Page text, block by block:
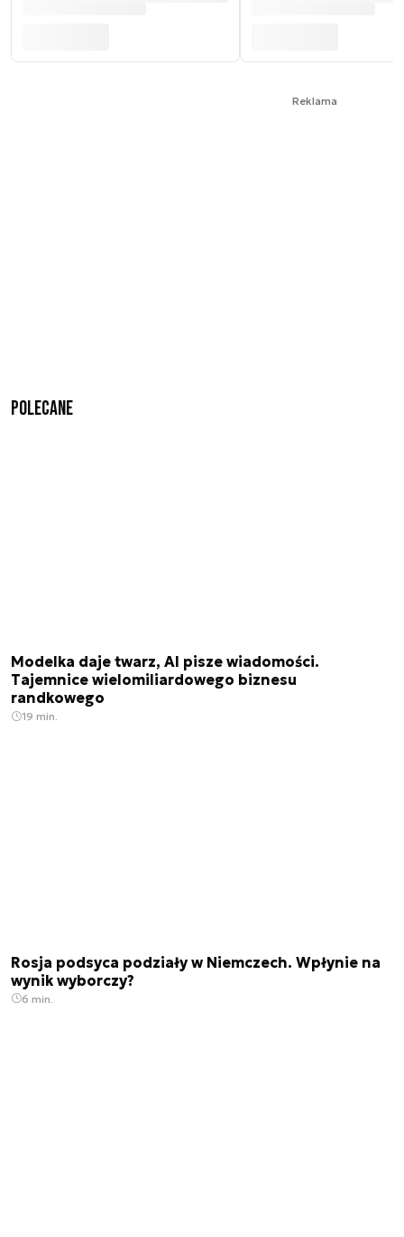
Reklama
Polecane
Modelka daje twarz, AI pisze wiadomości.
Tajemnice wielomiliardowego biznesu
randkowego
19 min.
Rosja podsyca podziały w Niemczech. Wpłynie na
wynik wyborczy?
6 min.